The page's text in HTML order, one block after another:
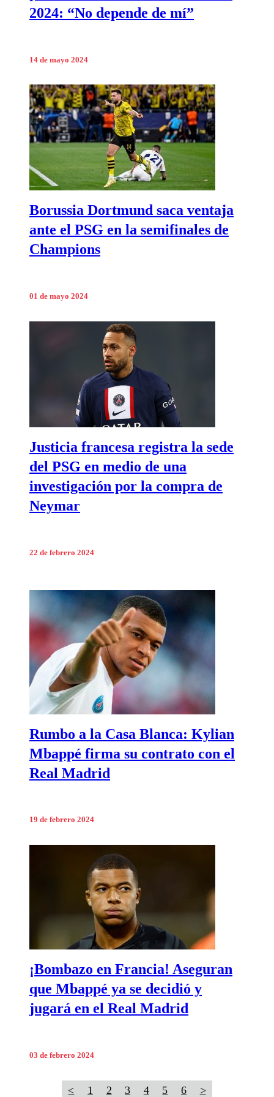
2024: “No depende de mí”
14 de mayo 2024
Borussia Dortmund saca ventaja
ante el PSG en la semifinales de
Champions
01 de mayo 2024
Justicia francesa registra la sede
del PSG en medio de una
investigación por la compra de
Neymar
22 de febrero 2024
Rumbo a la Casa Blanca: Kylian
Mbappé firma su contrato con el
Real Madrid
19 de febrero 2024
¡Bombazo en Francia! Aseguran
que Mbappé ya se decidió y
jugará en el Real Madrid
03 de febrero 2024
< 1 2 3 4 5 6 >